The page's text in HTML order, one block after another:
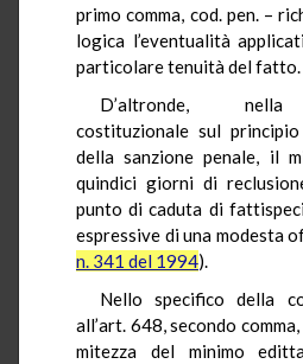
primo comma, cod. pen. –
logica l’eventualità
particolare tenuità del fatto.
D’altronde, nella
costituzionale sul
della sanzione penale, il
quindici giorni di
punto di caduta di
espressive di una modesta
n. 341 del 1994).
Nello specifico della
all’art. 648, secondo
mitezza del minimo